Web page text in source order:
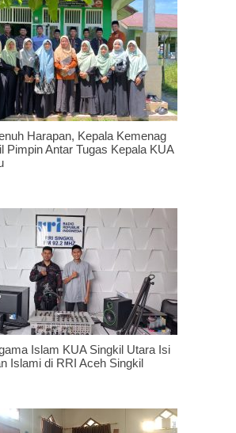
Harapan, Kepala Kemenag
Pimpin Antar Tugas Kepala KUA
Islam KUA Singkil Utara Isi
Islami di RRI Aceh Singkil